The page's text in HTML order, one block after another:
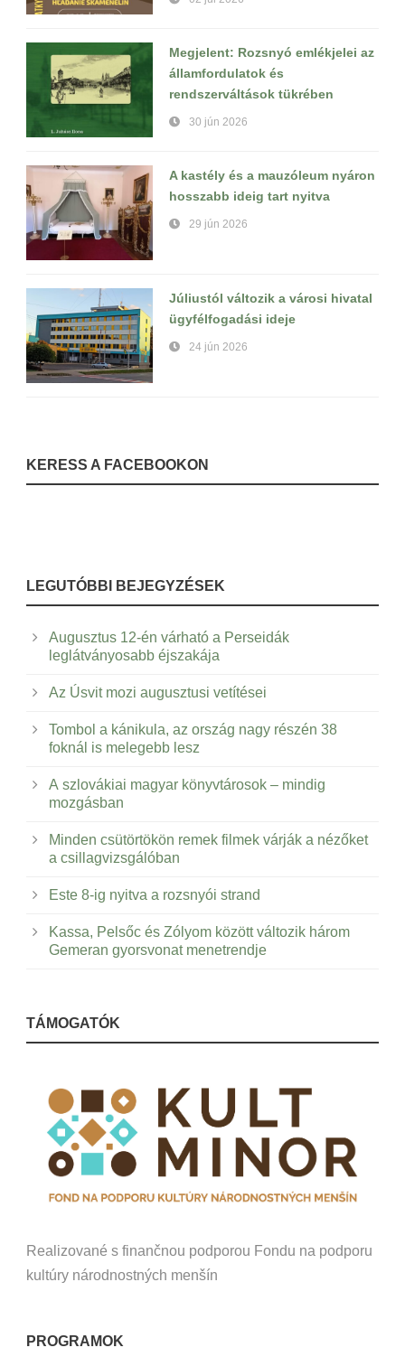
Megjelent: Rozsnyó emlékjelei az
államfordulatok és
rendszerváltások tükrében
30 jún 2026
A kastély és a mauzóleum nyáron
hosszabb ideig tart nyitva
29 jún 2026
Júliustól változik a városi hivatal
ügyfélfogadási ideje
24 jún 2026
KERESS A FACEBOOKON
LEGUTÓBBI BEJEGYZÉSEK
Augusztus 12-én várható a Perseidák
leglátványosabb éjszakája
Az Úsvit mozi augusztusi vetítései
Tombol a kánikula, az ország nagy részén 38
foknál is melegebb lesz
A szlovákiai magyar könyvtárosok – mindig
mozgásban
Minden csütörtökön remek filmek várják a nézőket
a csillagvizsgálóban
Este 8-ig nyitva a rozsnyói strand
Kassa, Pelsőc és Zólyom között változik három
Gemeran gyorsvonat menetrendje
TÁMOGATÓK
Realizované s finančnou podporou Fondu na podporu
kultúry národnostných menšín
PROGRAMOK